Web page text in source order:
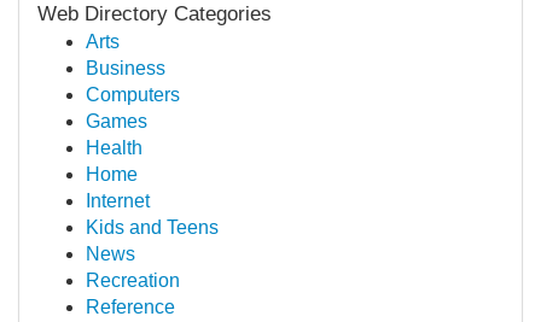
Web Directory Categories
Arts
Business
Computers
Games
Health
Home
Internet
Kids and Teens
News
Recreation
Reference